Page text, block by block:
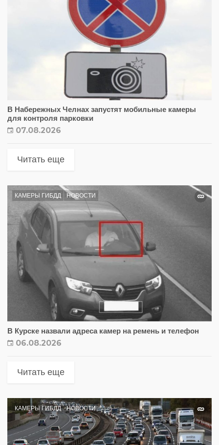
В Набережных Челнах запустят мобильные камеры
для контроля парковки
07.08.2026
Читать еще
КАМЕРЫ ГИБДД НОВОСТИ
В Курске назвали адреса камер на ремень и телефон
06.08.2026
Читать еще
КАМЕРЫ ГИБДД НОВОСТИ